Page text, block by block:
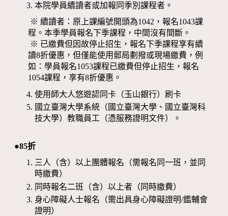
本院學員續讀者或加報同季別課程者。
※ 續讀者：原上課編號開頭為1042，報名1043課
程。本季學員報名下季課程，中間沒有間斷。
※ 已繳費但因故停止招生，報名下季課程享有續
讀8折優惠，但僅能使用郵局劃撥或現場繳費，例
如：學員報名1053課程已繳費但停止招生，報名
1054課程，享有8折優惠。
使用師大人悠遊認同卡（玉山銀行）刷卡
國立臺灣大學系統（國立臺灣大學、國立臺灣科
技大學）教職員工（憑服務證明文件）。
●85折
三人（含）以上團體報名（需報名同一班，並同
時繳費）
同時報名二班（含）以上者（同時繳費）
身心障礙人士報名（需出具身心障礙證明/鑑輔會
證明）